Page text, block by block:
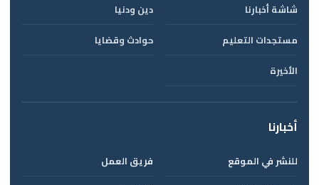
شاشة أخبارنا
دين ودنيا
مستجدات التعليم
حوادث وقضايا
الأخيرة
أخبارنا
للنشر في الموقع
فريق العمل